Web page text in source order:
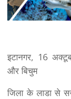
इटानगर, 16
और बिचुम
जिला के लाडा से